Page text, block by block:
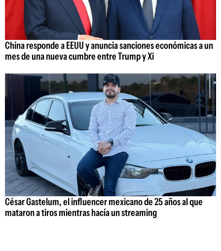
China responde a EEUU y anuncia sanciones económicas a un
mes de una nueva cumbre entre Trump y Xi
César Gastelum, el influencer mexicano de 25 años al que
mataron a tiros mientras hacía un streaming